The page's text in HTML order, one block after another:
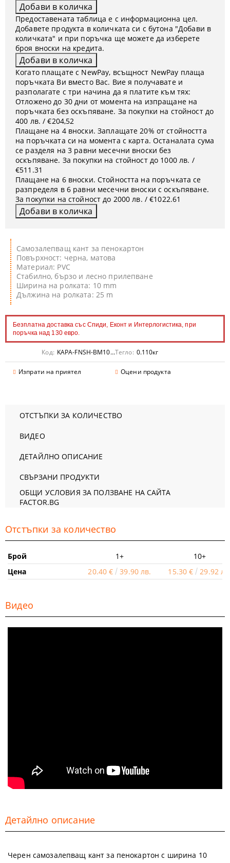
Самозалепващ кант за пенокартон
Повърхност: черна, матова
Материал: PVC
Стабилно, бързо и лесно прилепване
Ширина на ролката: 10 mm
Дължина на ролката: 25 m
Безплатна доставка със Спиди, Еконт и Интерлогистика, при
поръчка над 130 евро.
Код: KAPA-FNSH-BM1025Тегло: 0.110кг
Изпрати на приятел Оцени продукта
Предоставената таблица е с информационна цел.
Добавете продукта в количката си с бутона "Добави в
количката" и при поръчка ще можете да изберете
броя вноски на кредита.
Когато плащате с NewPay, всъщност NewPay плаща
поръчката Ви вместо Вас. Вие я получавате и
разполагате с три начина да я платите към тях:
Отложено до 30 дни от момента на изпращане на
поръчката без оскъпяване. За покупки на стойност до
400 лв. / €204,52
Плащане на 4 вноски. Заплащате 20% от стойността
на поръчката си на момента с карта. Останалата сума
се разделя на 3 равни месечни вноски без
оскъпяване. За покупки на стойност до 1000 лв. /
€511.31
Плащане на 6 вноски. Стойността на поръчката се
разпределя в 6 равни месечни вноски с оскъпяване.
За покупки на стойност до 2000 лв. / €1022.61
ОТСТЪПКИ ЗА КОЛИЧЕСТВО
ВИДЕО
ДЕТАЙЛНО ОПИСАНИЕ
СВЪРЗАНИ ПРОДУКТИ
ОБЩИ УСЛОВИЯ ЗА ПОЛЗВАНЕ НА САЙТА
FACTOR.BG
Отстъпки за количество
Брой 1+
10+
Цена
20.40 € 39.90 лв. 15.30 € 29.92
Видео
Детайлно описание
Черен самозалепващ кант за пенокартон с ширина 10